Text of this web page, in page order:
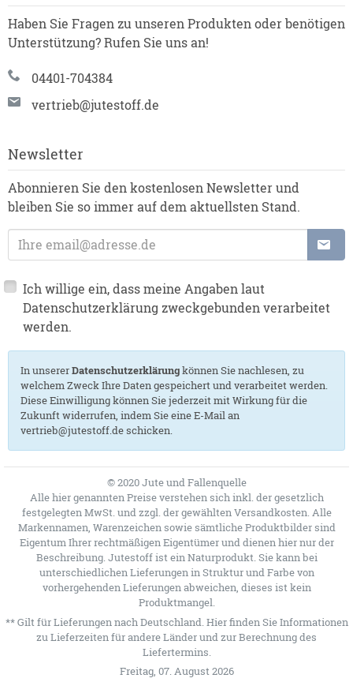
Haben Sie Fragen zu unseren Produkten oder benötigen
Unterstützung? Rufen Sie uns an!
04401-704384
vertrieb@jutestoff.de
Newsletter
Abonnieren Sie den kostenlosen Newsletter und
bleiben Sie so immer auf dem aktuellsten Stand.
E-Mailadresse
Ich willige ein, dass meine Angaben laut
Datenschutzerklärung zweckgebunden verarbeitet
werden.
In unsererDatenschutzerklärungkönnen Sie nachlesen, zu
welchem Zweck Ihre Daten gespeichert und verarbeitet werden.
Diese Einwilligung können Sie jederzeit mit Wirkung für die
Zukunft widerrufen, indem Sie eine E-Mail an
vertrieb@jutestoff.de schicken.
© 2020 Jute und Fallenquelle
Alle hier genannten Preise verstehen sich inkl. der gesetzlich
festgelegten MwSt. und zzgl. der gewählten Versandkosten. Alle
Markennamen, Warenzeichen sowie sämtliche Produktbilder sind
Eigentum Ihrer rechtmäßigen Eigentümer und dienen hier nur der
Beschreibung. Jutestoff ist ein Naturprodukt. Sie kann bei
unterschiedlichen Lieferungen in Struktur und Farbe von
vorhergehenden Lieferungen abweichen, dieses ist kein
Produktmangel.
** Gilt für Lieferungen nach Deutschland. Hierfinden Sie Informationen
zu Lieferzeiten für andere Länder und zur Berechnung des
Liefertermins.
Freitag, 07. August 2026